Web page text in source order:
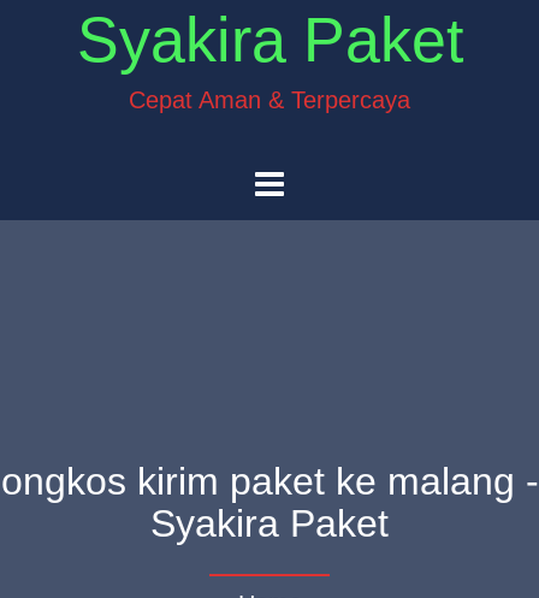
Syakira Paket
Cepat Aman & Terpercaya
ongkos kirim paket ke malang -
Syakira Paket